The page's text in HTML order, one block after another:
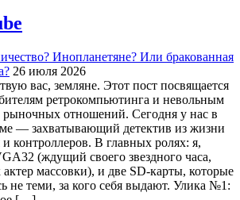
Инопланетяне? Или бракованная
26 июля 2026
вас, земляне. Этот пост посвящается
ретрокомпьютинга и невольным
рыночных отношений. Сегодня у нас в
— захватывающий детектив из жизни
контроллеров. В главных ролях: я,
(ждущий своего звездного часа,
актер массовки), и две SD-карты, которые
не теми, за кого себя выдают. Улика №1: